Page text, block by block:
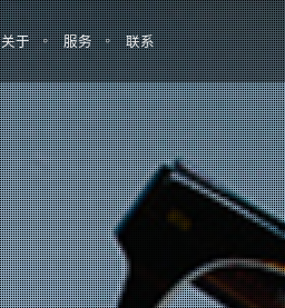
关于 服务 联系